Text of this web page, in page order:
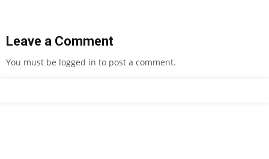
Leave a Comment
You must be logged in to post a comment.